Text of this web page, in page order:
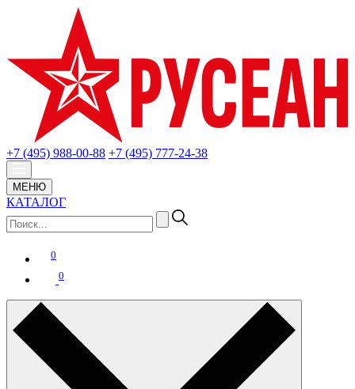
+7 (495) 988-00-88 +7 (495) 777-24-38
МЕНЮ
КАТАЛОГ
0
0